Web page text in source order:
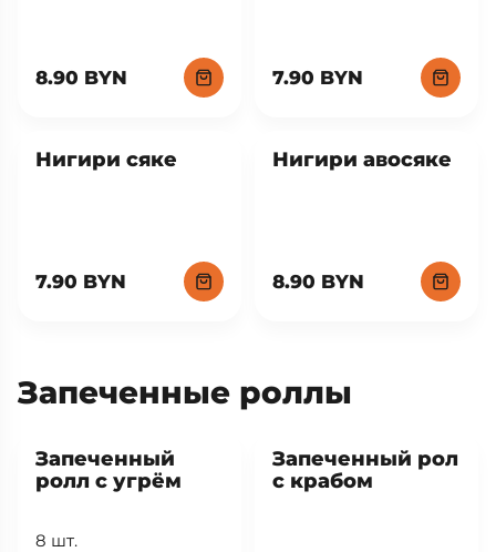
8.90 BYN 7.90 BYN
Нигири сяке
7.90 BYN
Нигири авосяке
8.90 BYN
Запеченные роллы
Запеченный
ролл с угрём
8 шт.
Запеченный рол
с крабом